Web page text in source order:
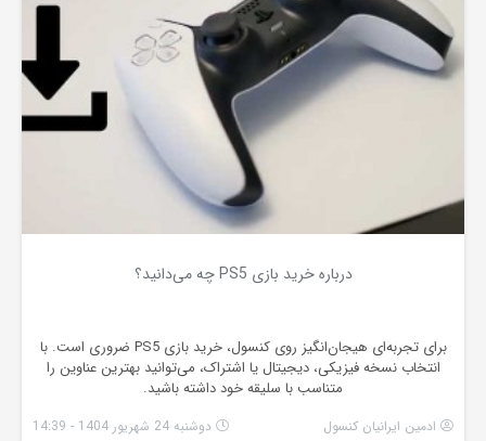
درباره خرید بازی PS5 چه می‌دانید؟
برای تجربه‌ای هیجان‌انگیز روی کنسول، خرید بازی PS5 ضروری است. با
انتخاب نسخه فیزیکی، دیجیتال یا اشتراک، می‌توانید بهترین عناوین را
متناسب با سلیقه خود داشته باشید.
ادمین ایرانیان کنسول دوشنبه 24 شهریور 1404 - 14:39